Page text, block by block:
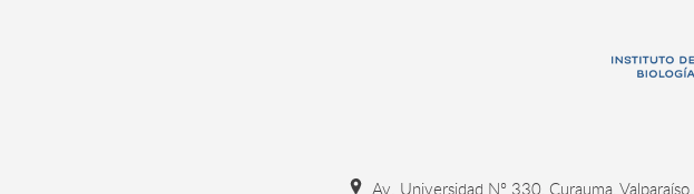
Av. Universidad Nº 330, Curauma, Valparaíso.